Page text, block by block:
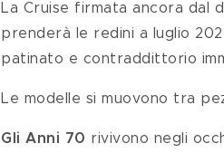
La Cruise firmata ancora dal
prenderà le redini a luglio
patinato e contraddittorio
Le modelle si muovono tra
Gli Anni 70 rivivono negli